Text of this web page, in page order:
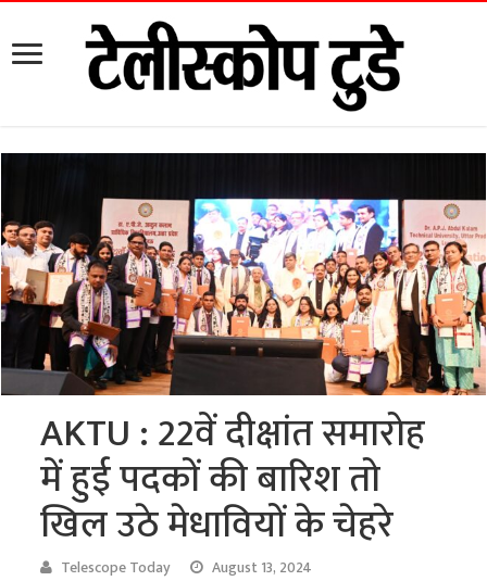
AKTU : 22वें दीक्षांत समारोह
में हुई पदकों की बारिश तो
खिल उठे मेधावियों के चेहरे
Telescope Today August 13, 2024